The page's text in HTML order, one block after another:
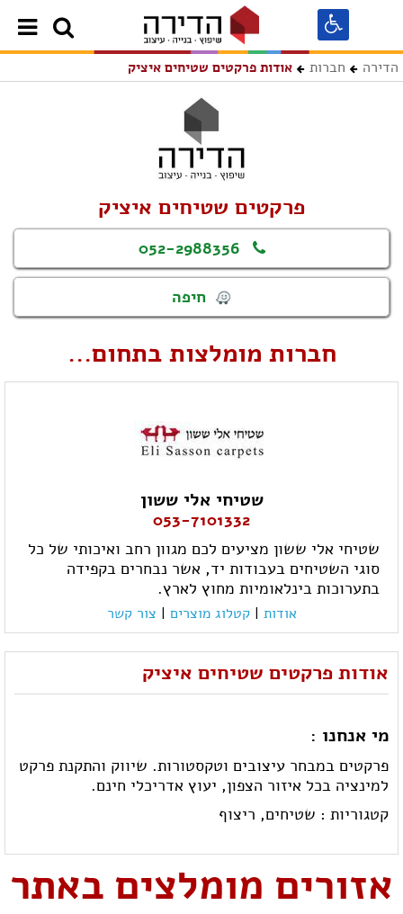
הדירה חברות אודות פרקטים שטיחים איציק
פרקטים שטיחים איציק
052-2988356
חיפה
חברות מומלצות בתחום...
שטיחי אלי ששון
053-7101332
שטיחי אלי ששון מציעים לכם מגוון רחב ואיכותי של כל
סוגי השטיחים בעבודות יד, אשר נבחרים בקפידה
בתערוכות בינלאומיות מחוץ לארץ.
אודות | קטלוג מוצרים | צור קשר
אודות פרקטים שטיחים איציק
מי אנחנו :
פרקטים במבחר עיצובים וטקסטורות. שיווק והתקנת פרקט
למינציה בכל איזור הצפון, יעוץ אדריכלי חינם.
קטגוריות : שטיחים, ריצוף
אזורים מומלצים באתר